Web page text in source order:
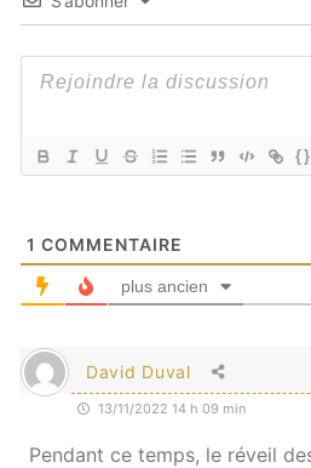
{}
1 COMMENTAIRE
plus ancien
David Duval
13/11/2022 14 h 09 min
Pendant ce temps, le réveil